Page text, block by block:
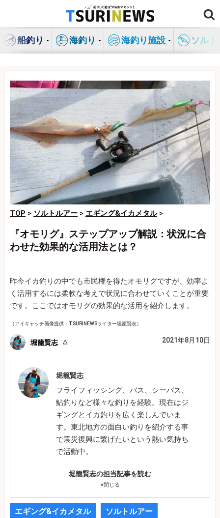
ン
船釣り 海釣り 海釣り施設 ソル
TOP > ソルトルアー > エギング&イカメタル>
『オモリグ』ステップアップ解説：状況に合
わせた効果的な活用法とは？
昨今イカ釣りの中でも市民権を得たオモリグですが、効率よ
く活用するには柔軟な考えで状況に合わせていくことが重要
です。ここではオモリグの効果的な活用を紹介します。
（アイキャッチ画像提供：TSURINEWSライター堀籠賢志）
堀籠賢志 2021年8月10日
堀籠賢志
フライフィッシング、バス、シーバス、
鮎釣りなど様々な釣りを経験。現在はジ
ギングとイカ釣りを広く楽しんでいま
す。東北地方の面白い釣りを紹介する事
で震災復興に繋げたいという熱い気持ち
で活動中。
堀籠賢志の担当記事を読む
×閉じる
エギング&イカメタル ソルトルアー